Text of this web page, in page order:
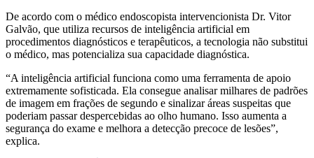
De acordo com o médico endoscopista intervencionista Dr. Vitor
Galvão, que utiliza recursos de inteligência artificial em
procedimentos diagnósticos e terapêuticos, a tecnologia não substitui
o médico, mas potencializa sua capacidade diagnóstica.
“A inteligência artificial funciona como uma ferramenta de apoio
extremamente sofisticada. Ela consegue analisar milhares de padrões
de imagem em frações de segundo e sinalizar áreas suspeitas que
poderiam passar despercebidas ao olho humano. Isso aumenta a
segurança do exame e melhora a detecção precoce de lesões”,
explica.